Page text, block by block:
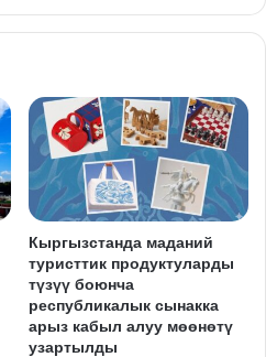
Кыргызстанда маданий
туристтик продуктуларды
түзүү боюнча
республикалык сынакка
арыз кабыл алуу мөөнөтү
узартылды